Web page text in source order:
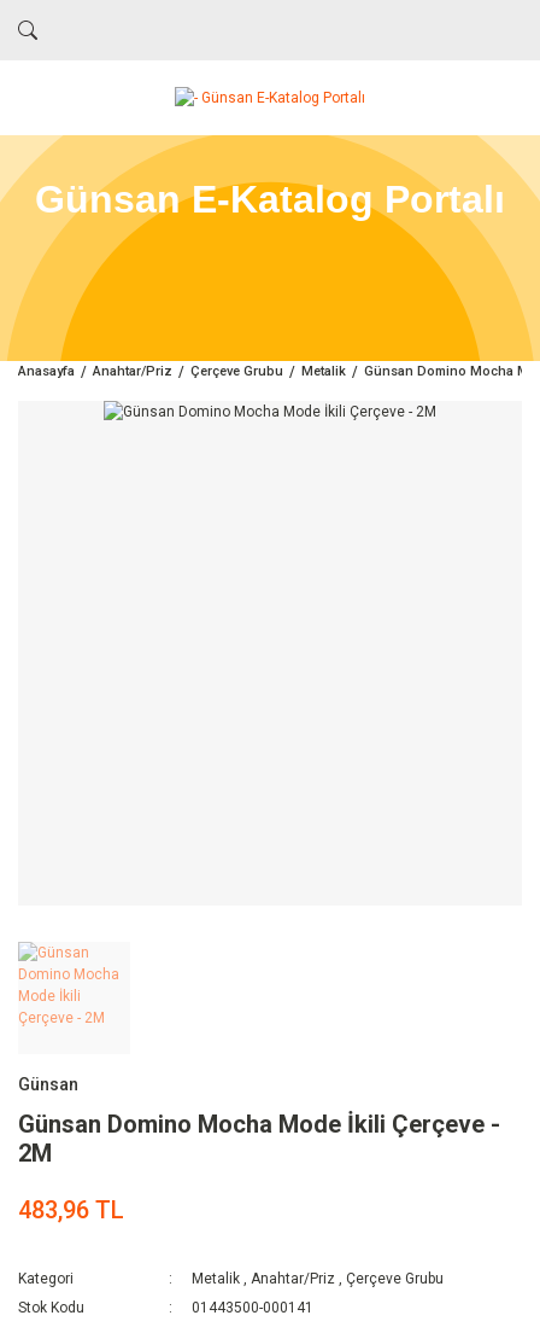
Günsan E-Katalog Portalı
Anasayfa Anahtar/Priz Çerçeve Grubu Metalik Günsan Domino Mocha
Günsan
Günsan Domino Mocha Mode İkili Çerçeve -
2M
483,96 TL
Kategori Metalik ,Anahtar/Priz ,Çerçeve Grubu
Stok Kodu
01443500-000141